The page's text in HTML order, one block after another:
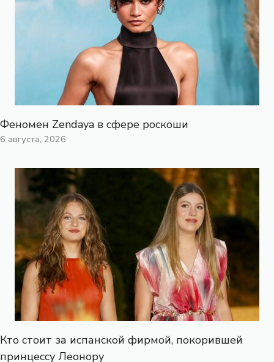
Феномен Zendaya в сфере роскоши
6 августа, 2026
Кто стоит за испанской фирмой, покорившей
принцессу Леонору